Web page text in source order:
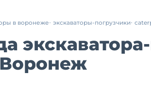
в воронеже экскаваторы-погрузчики